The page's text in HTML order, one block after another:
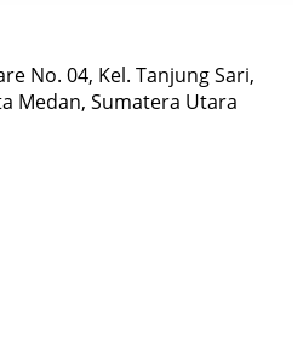
No. 04, Kel. Tanjung Sari,
Medan, Sumatera Utara